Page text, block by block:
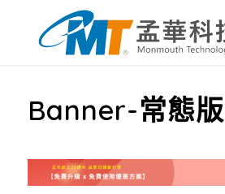
Banner-常態版